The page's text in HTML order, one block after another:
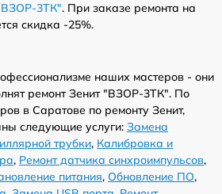
3ТК". При заказе ремонта на
скидка -25%.
наших мастеров - они
ремонт Зенит "ВЗОР-3ТК". По
в Саратове по ремонту Зенит,
следующие услуги: Замена
трубки, Калибровка и
, Ремонт датчика синхроимпульсов,
питания, Обновление ПО,